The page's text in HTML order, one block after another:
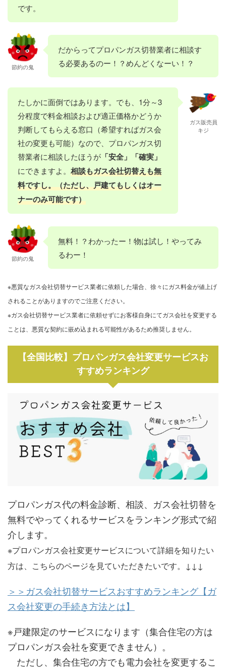
です。
節約の鬼
だからってプロパンガス切替業者に相談す
る必要あるのー！？めんどくなーい！？
たしかに面倒ではあります。でも、1分～3
分程度で料金相談および適正価格かどうか
判断してもらえる窓口（希望すればガス会
社の変更も可能）なので、プロパンガス切
替業者に相談したほうが 「安全」「確実」
にできますよ。 相談もガス会社切替えも無
料ですし。（ただし、戸建てもしくはオー
ナーのみ可能です）
ガス販売員
キジ
節約の鬼
無料！？わかったー！物は試し！やってみ
るわー！
※悪質なガス会社切替サービス業者に依頼した場合、徐々にガス料金が値上げ
されることがありますのでご注意ください。
※ガス会社切替サービス業者に依頼せずにお客様自身にてガス会社を変更する
ことは、悪質な契約に嵌め込まれる可能性があるため推奨しません。
【全国比較】プロパンガス会社変更サービスお
すすめランキング
プロパンガス代の料金診断、相談、ガス会社切替を
無料でやってくれるサービスをランキング形式で紹
介します。
※プロパンガス会社変更サービスについて詳細を知りたい
方は、こちらのページを見ていただきたいです。↓↓↓
＞＞ガス会社切替サービスおすすめランキング【ガ
ス会社変更の手続き方法とは】
※戸建限定のサービスになります（集合住宅の方は
プロパンガス会社を変更できません）。
ただし、集合住宅の方でも電力会社を変更するこ